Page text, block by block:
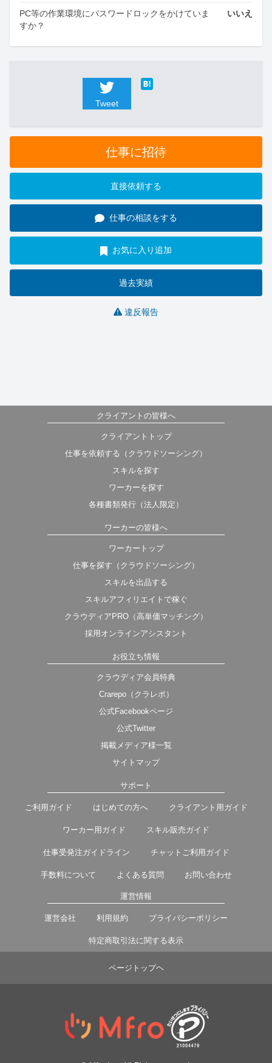
PC等の作業環境にパスワードロックをかけていま
すか？
いいえ
Tweet
仕事に招待
直接依頼する
仕事の相談をする
お気に入り追加
過去実績
違反報告
クライアントの皆様へ
クライアントトップ
仕事を依頼する（クラウドソーシング）
スキルを探す
ワーカーを探す
各種書類発行（法人限定）
ワーカーの皆様へ
ワーカートップ
仕事を探す（クラウドソーシング）
スキルを出品する
スキルアフィリエイトで稼ぐ
クラウディアPRO（高単価マッチング）
採用オンラインアシスタント
お役立ち情報
クラウディア会員特典
Crarepo（クラレポ）
公式Facebookページ
公式Twitter
掲載メディア様一覧
サイトマップ
サポート
ご利用ガイド はじめての方へ クライアント用ガイド
ワーカー用ガイド スキル販売ガイド
仕事受発注ガイドライン チャットご利用ガイド
手数料について よくある質問 お問い合わせ
運営情報
運営会社 利用規約 プライバシーポリシー
特定商取引法に関する表示
ページトップヘ